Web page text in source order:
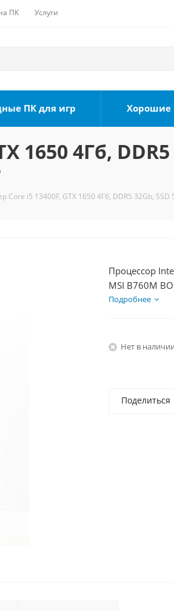
ПК Услуги
ПК для игр Хорошие
1650 4Гб, DDR5
Core i5 13400F, GTX 1650 4Гб, DDR5 32Gb,
Процессор
MSI B760M
Диски SSD
Подробнее
Нет в наличии
Поделиться